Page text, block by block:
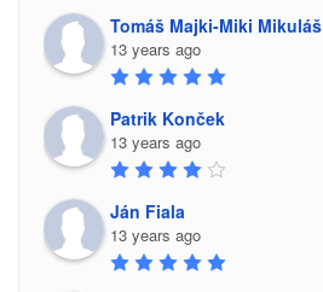
Tomáš Majki-Miki Mikuláš
13 years ago
Patrik Konček
13 years ago
Ján Fiala
13 years ago